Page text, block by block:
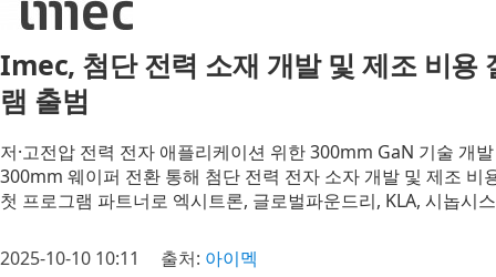
Imec, 첨단 전력 소재 개발 및 제조 비용
램 출범
저·고전압 전력 전자 애플리케이션 위한 300mm GaN 기술 개
300mm 웨이퍼 전환 통해 첨단 전력 전자 소자 개발 및 제조 비
첫 프로그램 파트너로 엑시트론, 글로벌파운드리, KLA, 시놉시
2025-10-10 10:11 출처: 아이멕